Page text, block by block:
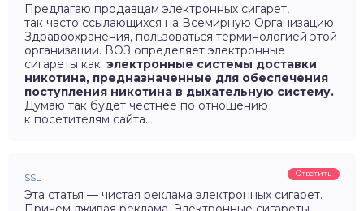
Предлагаю продавцам электронных сигарет,
так часто ссылающихся на Всемирную Организацию
Здравоохранения, пользоваться терминологией этой
организации. ВОЗ определяет электронные
сигареты как: электронные системы доставки
никотина, предназначенные для обеспечения
поступления никотина в дыхательную систему.
Думаю так будет честнее по отношению
к посетителям сайта.
SSL Ответить
Эта статья — чистая реклама электронных сигарет.